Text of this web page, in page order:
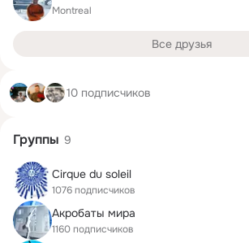
Montreal
Все друзья
10 подписчиков
Группы 9
Cirque du soleil
1076 подписчиков
Акробаты мира
1160 подписчиков